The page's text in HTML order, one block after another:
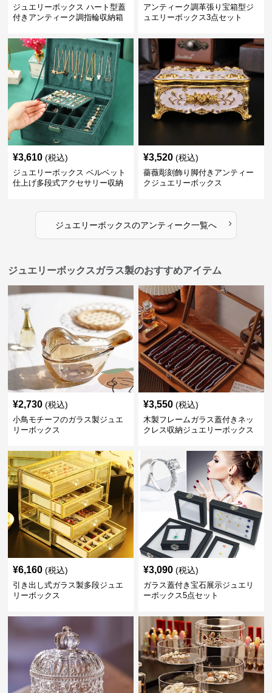
ジュエリーボックス ハート型蓋
付きアンティーク調指輪収納箱
アンティーク調革張り宝箱型ジ
ュエリーボックス3点セット
¥3,610 (税込)
ジュエリーボックス ベルベット
仕上げ多段式アクセサリー収納
¥3,520 (税込)
薔薇彫刻飾り脚付きアンティー
クジュエリーボックス
ジュエリーボックスのアンティーク一覧へ ›
ジュエリーボックスガラス製のおすすめアイテム
¥2,730 (税込)
小鳥モチーフのガラス製ジュエ
リーボックス
¥3,550 (税込)
木製フレームガラス蓋付きネッ
クレス収納ジュエリーボックス
¥6,160 (税込)
引き出し式ガラス製多段ジュエ
リーボックス
¥3,090 (税込)
ガラス蓋付き宝石展示ジュエリ
ーボックス5点セット